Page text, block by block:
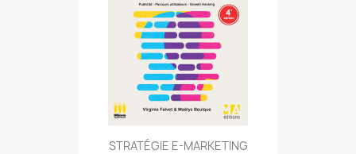
STRATÉGIE E-MARKETING